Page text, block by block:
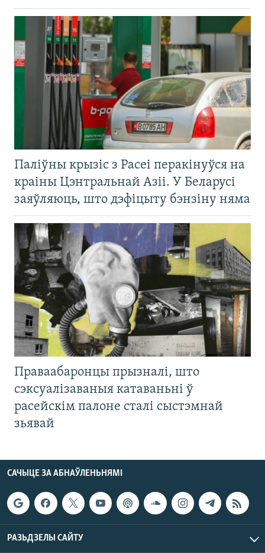
Паліўны крызіс з Расеі перакінуўся на
краіны Цэнтральнай Азіі. У Беларусі
заяўляюць, што дэфіцыту бэнзіну няма
Праваабаронцы прызналі, што
сэксуалізаваныя катаваньні ў
расейскім палоне сталі сыстэмнай
зьявай
САЧЫЦЕ ЗА АБНАЎЛЕНЬНЯМІ
РАЗЬДЗЕЛЫ САЙТУ